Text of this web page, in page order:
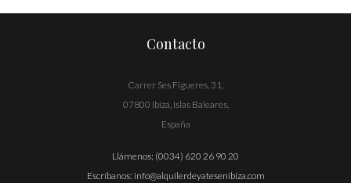
entradas
Contacto
Carrer Ses Figueres, 31,
07800 Ibiza, Islas Baleares,
España
Llámenos: (0034) 620 26 90 20
Escríbanos: info@alquilerdeyatesenibiza.com